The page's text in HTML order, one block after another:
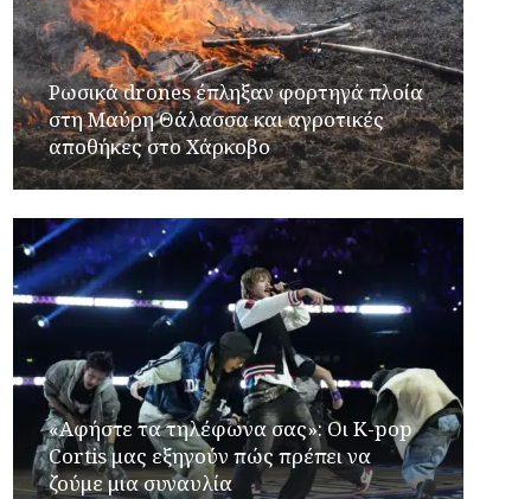
Ρωσικά drones έπληξαν φορτηγά πλοία
στη Μαύρη Θάλασσα και αγροτικές
αποθήκες στο Χάρκοβο
«Αφήστε τα τηλέφωνα σας»: Οι K-pop
Cortis μας εξηγούν πώς πρέπει να
ζούμε μια συναυλία